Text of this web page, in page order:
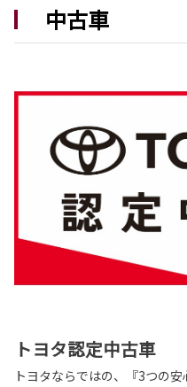
カローラ クロスが一部改良・特
Z❝Adventure❞を発表
プリウス 一部改良
プリウスが一部改良となりました。
プリウスは茨城トヨタから。
詳しくはこちら
2026-06-18
ハイエース ワゴン 一部改良
中古車
トヨタ認定中古車
トヨタならではの、『3つの